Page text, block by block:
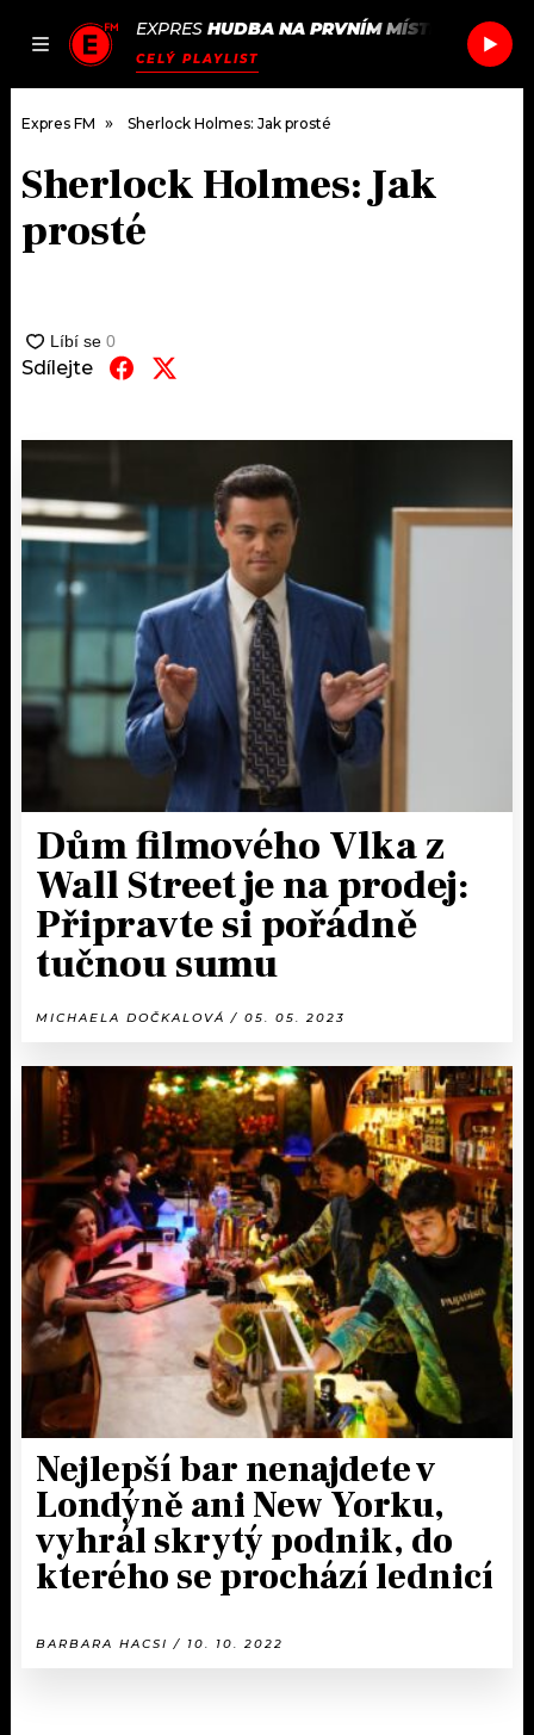
JAK
SEZNAM.CZ
EXPRES HUDBA NA PRVNÍM MÍSTĚ ALOOF
CELÝ PLAYLIST
DOMŮ
HUDBA
KALENDÁŘ
KVÍZY
TRENDY
MIX
OSTATNÍ
JAK NALADIT
RÁDIO
APLIKACE
JAK NALADIT
SOUTĚŽE
Expres FM Sherlock Holmes: Jak prosté
Sherlock Holmes: Jak
prosté
Sdílejte
Dům filmového Vlka z
Wall Street je na prodej:
Připravte si pořádně
tučnou sumu
MICHAELA DOČKALOVÁ / 05. 05. 2023
Nejlepší bar nenajdete v
Londýně ani New Yorku,
vyhrál skrytý podnik, do
kterého se prochází lednicí
BARBARA HACSI / 10. 10. 2022